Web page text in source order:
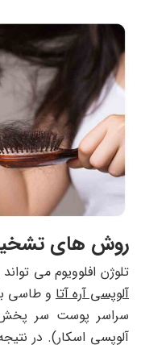
روش های
تلوژن افلوویوم می
آلوپسی آره آتاو طاسی
سراسر پوست سر پخش
آلوپسی اسکار). در